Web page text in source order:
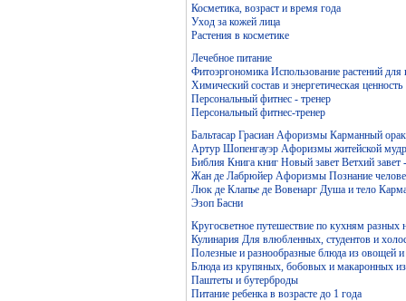
Косметика, возраст и время года
Уход за кожей лица
Растения в косметике
Лечебное питание
Фитоэргономика Использование растений
Химический состав и энергетическая
Персональный фитнес - тренер
Персональный фитнес-тренер
Бальтасар Грасиан Афоризмы Карманный
Артур Шопенгауэр Афоризмы житейской
Библия Книга книг Новый завет Ветхий завет
Жан де Лабрюйер Афоризмы Познание
Люк де Клапье де Вовенарг Душа и тело
Эзоп Басни
Кругосветное путешествие по кухням разных
Кулинария Для влюбленных, студентов и
Полезные и разнообразные блюда из овощей
Блюда из крупяных, бобовых и макаронных
Паштеты и бутерброды
Питание ребенка в возрасте до 1 года